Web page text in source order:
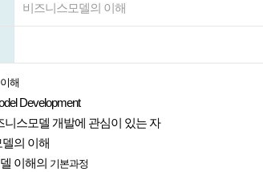
비즈니스모델의 이해
해
Development
니스모델 개발에 관심이 있는 자
의 이해
이해의 기본과정